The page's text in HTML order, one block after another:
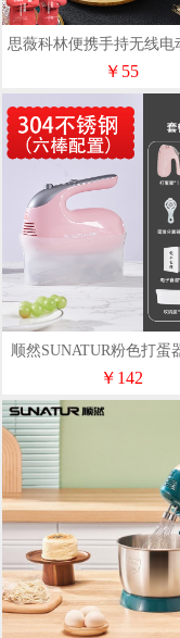
思薇科林便携手持无线电
打蛋机奶油打发器YK-
￥55
顺然SUNATUR粉色打蛋
纳款SRZ-1056
￥142